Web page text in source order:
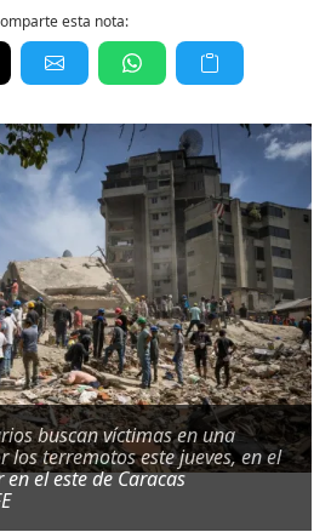
esta nota:
buscan víctimas en una
los terremotos este jueves, en el
el este de Caracas